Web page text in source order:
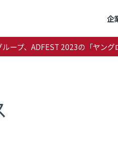
企
ループ、ADFEST 2023の「ヤン